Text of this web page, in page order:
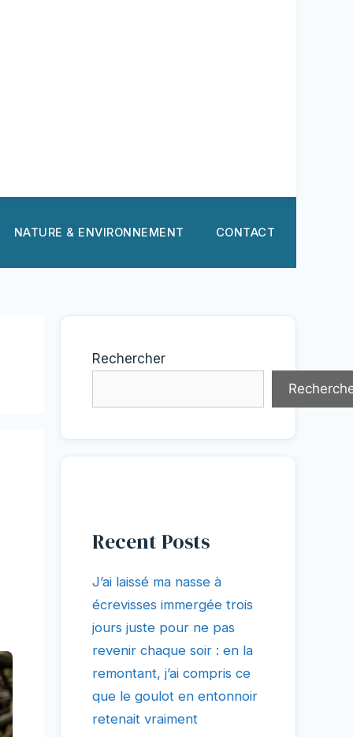
NATURE & ENVIRONNEMENT CONTACT
Rechercher
Recent Posts
J’ai laissé ma nasse à
écrevisses immergée trois
jours juste pour ne pas
revenir chaque soir : en la
remontant, j’ai compris ce
que le goulot en entonnoir
retenait vraiment